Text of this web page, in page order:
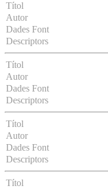
Títol
Autor
Dades Font
Descriptors
Títol
Autor
Dades Font
Descriptors
Títol
Autor
Dades Font
Descriptors
Títol